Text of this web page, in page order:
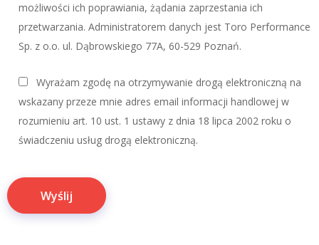
możliwości ich poprawiania, żądania zaprzestania ich
przetwarzania. Administratorem danych jest Toro Performance
Sp. z o.o. ul. Dąbrowskiego 77A, 60-529 Poznań.
Wyrażam zgodę na otrzymywanie drogą elektroniczną na
wskazany przeze mnie adres email informacji handlowej w
rozumieniu art. 10 ust. 1 ustawy z dnia 18 lipca 2002 roku o
świadczeniu usług drogą elektroniczną.